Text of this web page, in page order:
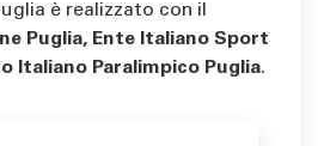
è realizzato con il
Puglia, Ente Italiano Sport
Italiano Paralimpico Puglia.